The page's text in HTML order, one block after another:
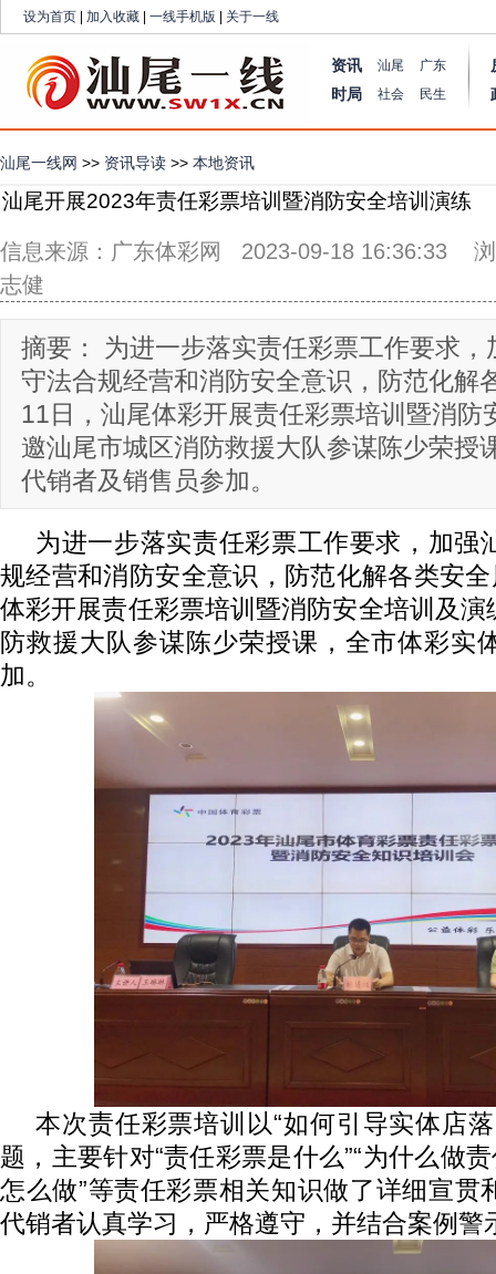
设为首页 加入收藏 一线手机版 关于一线
资讯 汕尾 广东
时局 社会 民生
汕尾一线网 >> 资讯导读 >> 本地资讯
汕尾开展2023年责任彩票培训暨消防安全培训演练
信息来源：广东体彩网 2023-09-18 16:36:33
志健
摘要： 为进一步落实责任彩票工作要求
守法合规经营和消防安全意识，防范化解
11日，汕尾体彩开展责任彩票培训暨消防
邀汕尾市城区消防救援大队参谋陈少荣授
代销者及销售员参加。
为进一步落实责任彩票工作要求，加强
规经营和消防安全意识，防范化解各类安
体彩开展责任彩票培训暨消防安全培训及
防救援大队参谋陈少荣授课，全市体彩实
加。
本次责任彩票培训以“如何引导实体店
题，主要针对“责任彩票是什么”“为什么做
怎么做”等责任彩票相关知识做了详细宣贯
代销者认真学习，严格遵守，并结合案例警